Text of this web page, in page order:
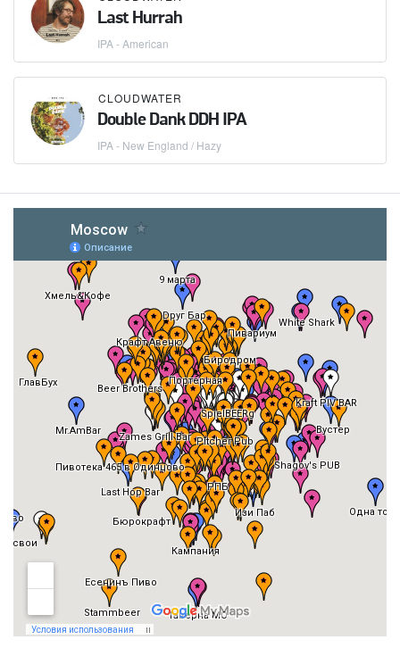
Last Hurrah
IPA - American
CLOUDWATER
Double Dank DDH IPA
IPA - New England / Hazy